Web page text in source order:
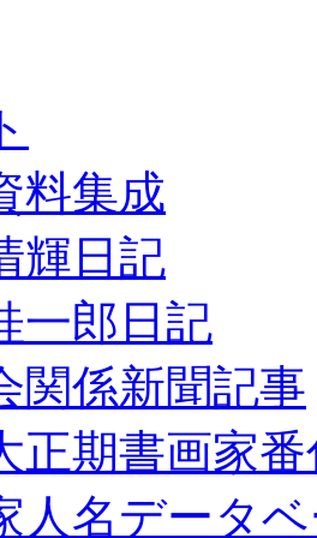
料集成
輝日記
一郎日記
関係新聞記事
正期書画家
人名データ